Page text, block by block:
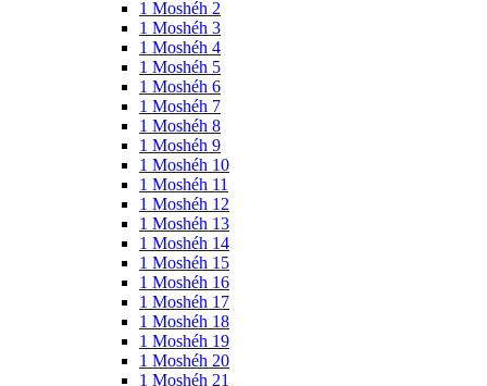
1 Moshéh 2
1 Moshéh 3
1 Moshéh 4
1 Moshéh 5
1 Moshéh 6
1 Moshéh 7
1 Moshéh 8
1 Moshéh 9
1 Moshéh 10
1 Moshéh 11
1 Moshéh 12
1 Moshéh 13
1 Moshéh 14
1 Moshéh 15
1 Moshéh 16
1 Moshéh 17
1 Moshéh 18
1 Moshéh 19
1 Moshéh 20
1 Moshéh 21